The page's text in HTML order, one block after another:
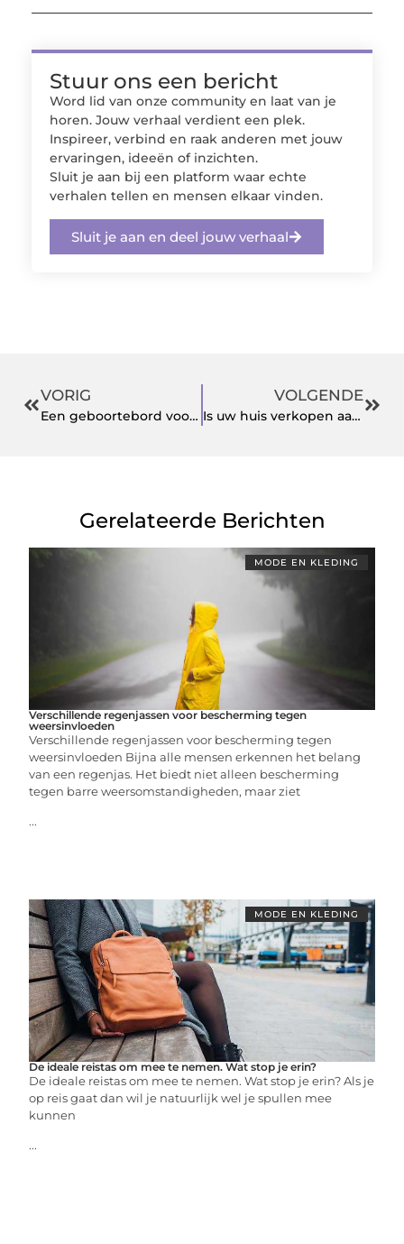
Stuur ons een bericht
Word lid van onze community en laat van je
horen. Jouw verhaal verdient een plek.
Inspireer, verbind en raak anderen met jouw
ervaringen, ideeën of inzichten.
Sluit je aan bij een platform waar echte
verhalen tellen en mensen elkaar vinden.
Sluit je aan en deel jouw verhaal
VORIG
Een geboortebord voor in je tuin
VOLGENDE
Is uw huis verkopen aan investeerder een goed idee?
Gerelateerde Berichten
MODE EN KLEDING
Verschillende regenjassen voor bescherming tegen
weersinvloeden
Verschillende regenjassen voor bescherming tegen
weersinvloeden Bijna alle mensen erkennen het belang
van een regenjas. Het biedt niet alleen bescherming
tegen barre weersomstandigheden, maar ziet
...
MODE EN KLEDING
De ideale reistas om mee te nemen. Wat stop je erin?
De ideale reistas om mee te nemen. Wat stop je erin? Als je
op reis gaat dan wil je natuurlijk wel je spullen mee
kunnen
...